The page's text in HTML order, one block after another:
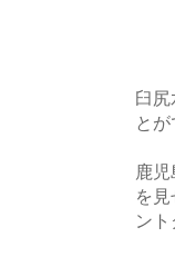
臼
と
鹿
を
ン